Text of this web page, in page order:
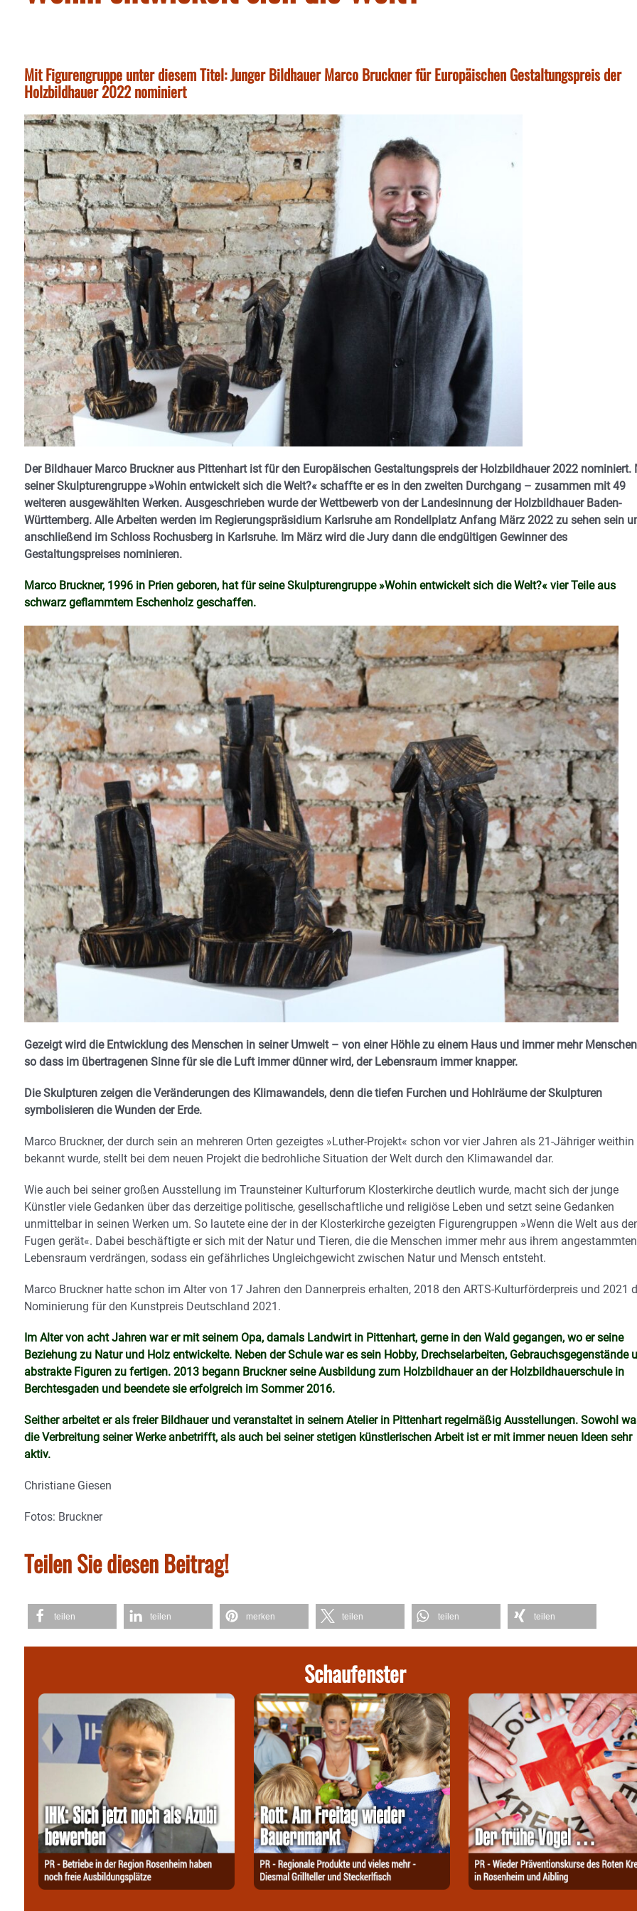
Mit Figurengruppe unter diesem Titel: Junger Bildhauer Marco Bruckner für Europäischen Gestaltungspreis der
Holzbildhauer 2022 nominiert
Der Bildhauer Marco Bruckner aus Pittenhart ist für den Europäischen Gestaltungspreis der Holzbildhauer 2022 nominiert.
seiner Skulpturengruppe »Wohin entwickelt sich die Welt?« schaffte er es in den zweiten Durchgang – zusammen mit 49
weiteren ausgewählten Werken. Ausgeschrieben wurde der Wettbewerb von der Landesinnung der Holzbildhauer Baden-
Württemberg. Alle Arbeiten werden im Regierungspräsidium Karlsruhe am Rondellplatz Anfang März 2022 zu sehen sein
anschließend im Schloss Rochusberg in Karlsruhe. Im März wird die Jury dann die endgültigen Gewinner des
Gestaltungspreises nominieren.
Marco Bruckner, 1996 in Prien geboren, hat für seine Skulpturengruppe »Wohin entwickelt sich die Welt?« vier Teile aus
schwarz geflammtem Eschenholz geschaffen.
Gezeigt wird die Entwicklung des Menschen in seiner Umwelt – von einer Höhle zu einem Haus und immer mehr
so dass im übertragenen Sinne für sie die Luft immer dünner wird, der Lebensraum immer knapper.
Die Skulpturen zeigen die Veränderungen des Klimawandels, denn die tiefen Furchen und Hohlräume der Skulpturen
symbolisieren die Wunden der Erde.
Marco Bruckner, der durch sein an mehreren Orten gezeigtes »Luther-Projekt« schon vor vier Jahren als 21-Jähriger weithin
bekannt wurde, stellt bei dem neuen Projekt die bedrohliche Situation der Welt durch den Klimawandel dar.
Wie auch bei seiner großen Ausstellung im Traunsteiner Kulturforum Klosterkirche deutlich wurde, macht sich der junge
Künstler viele Gedanken über das derzeitige politische, gesellschaftliche und religiöse Leben und setzt seine Gedanken
unmittelbar in seinen Werken um. So lautete eine der in der Klosterkirche gezeigten Figurengruppen »Wenn die Welt aus
Fugen gerät«. Dabei beschäftigte er sich mit der Natur und Tieren, die die Menschen immer mehr aus ihrem angestammten
Lebensraum verdrängen, sodass ein gefährliches Ungleichgewicht zwischen Natur und Mensch entsteht.
Marco Bruckner hatte schon im Alter von 17 Jahren den Dannerpreis erhalten, 2018 den ARTS-Kulturförderpreis und 2021
Nominierung für den Kunstpreis Deutschland 2021.
Im Alter von acht Jahren war er mit seinem Opa, damals Landwirt in Pittenhart, gerne in den Wald gegangen, wo er seine
Beziehung zu Natur und Holz entwickelte. Neben der Schule war es sein Hobby, Drechselarbeiten, Gebrauchsgegenstände
abstrakte Figuren zu fertigen. 2013 begann Bruckner seine Ausbildung zum Holzbildhauer an der Holzbildhauerschule in
Berchtesgaden und beendete sie erfolgreich im Sommer 2016.
Seither arbeitet er als freier Bildhauer und veranstaltet in seinem Atelier in Pittenhart regelmäßig Ausstellungen. Sowohl
die Verbreitung seiner Werke anbetrifft, als auch bei seiner stetigen künstlerischen Arbeit ist er mit immer neuen Ideen sehr
aktiv.
Christiane Giesen
Fotos: Bruckner
Teilen Sie diesen Beitrag!
teilen teilen merken teilen teilen teilen
Schaufenster